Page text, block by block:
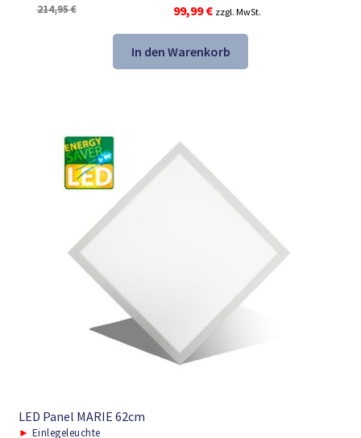
214,95€
Ursprünglicher
war:
214,95 €
99,99€Aktueller
ist:
99,99 €.
zzgl. MwSt.
In den Warenkorb
LED Panel MARIE 62cm
► Einlegeleuchte